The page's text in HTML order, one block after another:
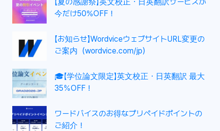
今だけ50%OFF！
【お知らせ】WordviceウェブサイトURL変更の
ご案内（wordvice.com/jp）
🎓【学位論文限定】英文校正・日英翻訳 最大
35％OFF！
ワードバイスのお得なプリペイドポイントの
ご紹介！